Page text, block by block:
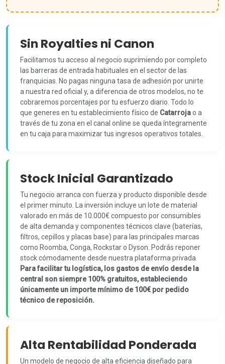
Sin Royalties ni Canon
Facilitamos tu acceso al negocio suprimiendo por completo
las barreras de entrada habituales en el sector de las
franquicias. No pagas ninguna tasa de adhesión por unirte
a nuestra red oficial y, a diferencia de otros modelos, no te
cobraremos porcentajes por tu esfuerzo diario. Todo lo
que generes en tu establecimiento físico de Catarrojao a
través de tu zona en el canal online se queda íntegramente
en tu caja para maximizar tus ingresos operativos totales.
Stock Inicial Garantizado
Tu negocio arranca con fuerza y producto disponible desde
el primer minuto. La inversión incluye un lote de material
valorado en más de 10.000€ compuesto por consumibles
de alta demanda y componentes técnicos clave (baterías,
filtros, cepillos y placas base) para las principales marcas
como Roomba, Conga, Rockstar o Dyson. Podrás reponer
stock cómodamente desde nuestra plataforma privada.
Para facilitar tu logística, los gastos de envío desde la
central son siempre 100% gratuitos, estableciendo
únicamente un importe mínimo de 100€ por pedido
técnico de reposición.
Alta Rentabilidad Ponderada
Un modelo de negocio de alta eficiencia diseñado para